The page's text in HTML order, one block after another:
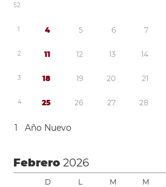
52
1 4 5 6 7
2 11 12 13 14
3 18 19 20 21
4 25 26 27 28
1 Año Nuevo
Febrero2026
D L M M